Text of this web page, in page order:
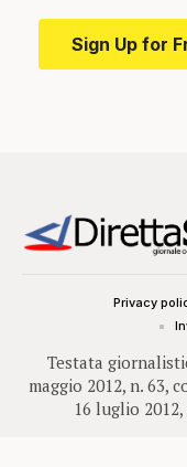
Sign Up for
Testata
maggio 2012, n. 63,
16 luglio 2012,
Privacy